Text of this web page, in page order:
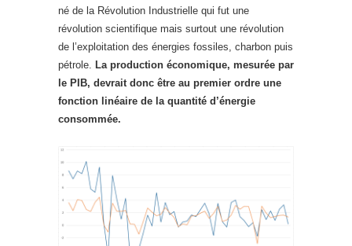
né de la Révolution Industrielle qui fut une
révolution scientifique mais surtout une révolution
de l’exploitation des énergies fossiles, charbon puis
pétrole. La production économique, mesurée par
le PIB, devrait donc être au premier ordre une
fonction linéaire de la quantité d’énergie
consommée.